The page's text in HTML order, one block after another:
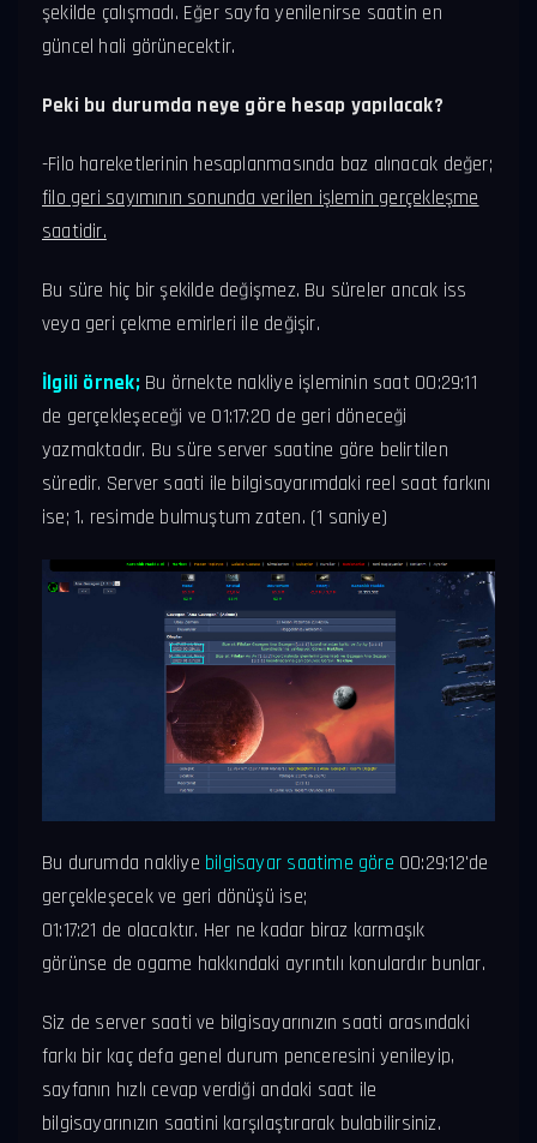
şekilde çalışmadı. Eğer sayfa yenilenirse saatin en
güncel hali görünecektir.
Peki bu durumda neye göre hesap yapılacak?
-Filo hareketlerinin hesaplanmasında baz alınacak değer;
filo geri sayımının sonunda verilen işlemin gerçekleşme
saatidir.
Bu süre hiç bir şekilde değişmez. Bu süreler ancak iss
veya geri çekme emirleri ile değişir.
İlgili örnek; Bu örnekte nakliye işleminin saat 00:29:11
de gerçekleşeceği ve 01:17:20 de geri döneceği
yazmaktadır. Bu süre server saatine göre belirtilen
süredir. Server saati ile bilgisayarımdaki reel saat farkını
ise; 1. resimde bulmuştum zaten. (1 saniye)
Bu durumda nakliye bilgisayar saatime göre 00:29:12'de
gerçekleşecek ve geri dönüşü ise;
01:17:21 de olacaktır. Her ne kadar biraz karmaşık
görünse de ogame hakkındaki ayrıntılı konulardır bunlar.
Siz de server saati ve bilgisayarınızın saati arasındaki
farkı bir kaç defa genel durum penceresini yenileyip,
sayfanın hızlı cevap verdiği andaki saat ile
bilgisayarınızın saatini karşılaştırarak bulabilirsiniz.